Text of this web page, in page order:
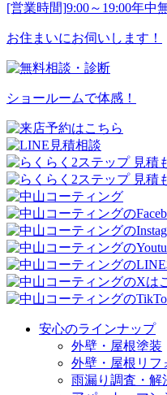
[営業時間]9:00～19:00年中
お住まいにお伺いします！
ショールームで体感！
安心のラインナップ
外壁・屋根塗装
外壁・屋根リフ
雨漏り調査・解